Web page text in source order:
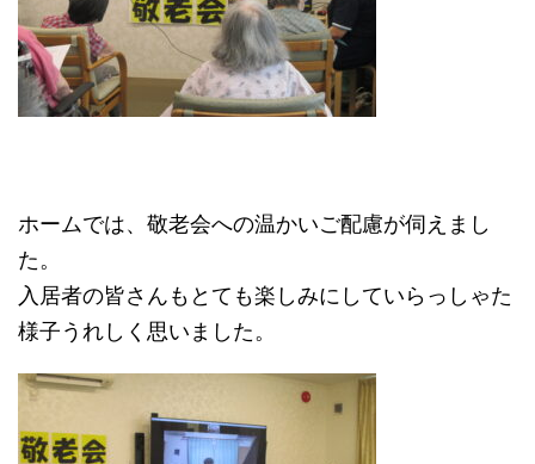
ホームでは、敬老会への温かいご配慮が伺えまし
た。
入居者の皆さんもとても楽しみにしていらっしゃた
様子うれしく思いました。